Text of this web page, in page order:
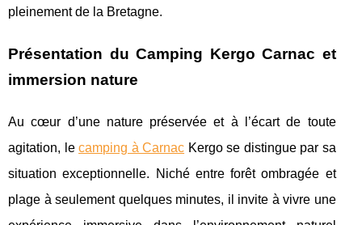
pleinement de la Bretagne.
Présentation du Camping Kergo Carnac et
immersion nature
Au cœur d’une nature préservée et à l’écart de toute
agitation, lecamping à Carnac Kergo se distingue par sa
situation exceptionnelle. Niché entre forêt ombragée et
plage à seulement quelques minutes, il invite à vivre une